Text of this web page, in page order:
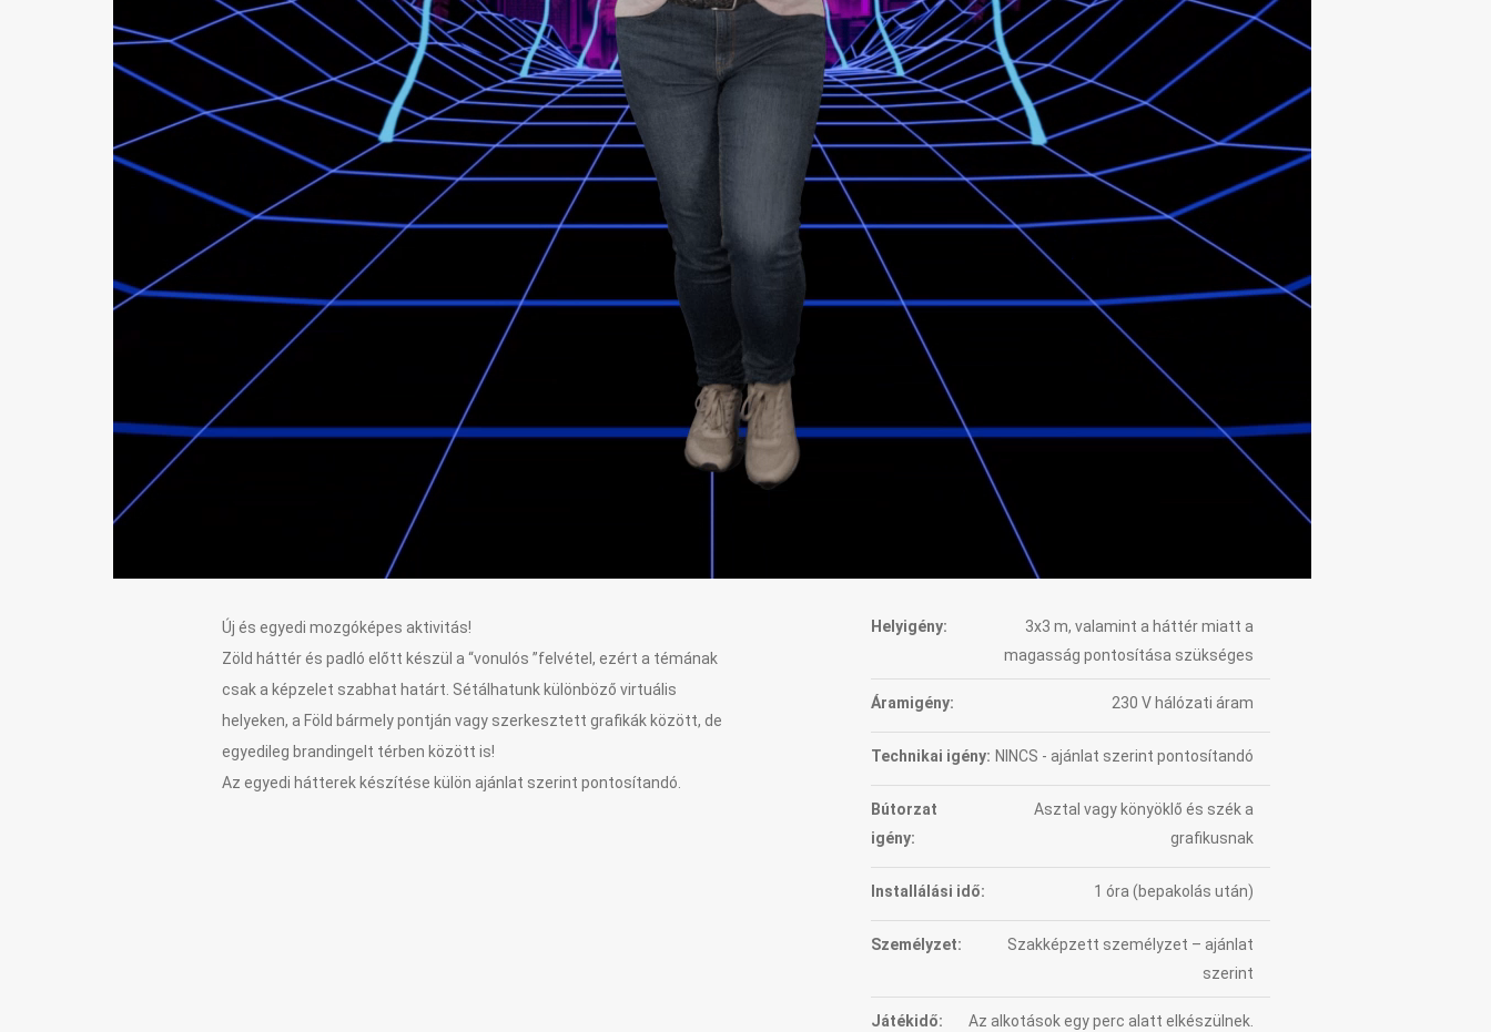
Új és egyedi mozgóképes aktivitás!
Zöld háttér és padló előtt készül a “vonulós ”felvétel, ezért a témának
csak a képzelet szabhat határt. Sétálhatunk különböző virtuális
helyeken, a Föld bármely pontján vagy szerkesztett grafikák között, de
egyedileg brandingelt térben között is!
Az egyedi hátterek készítése külön ajánlat szerint pontosítandó.
Helyigény:
3x3 m, valamint a háttér miatt a
magasság pontosítása szükséges
Áramigény: 230 V hálózati áram
Technikai igény: NINCS - ajánlat szerint pontosítandó
Bútorzat
igény:
Asztal vagy könyöklő és szék a
grafikusnak
Installálási idő: 1 óra (bepakolás után)
Személyzet:
Szakképzett személyzet – ajánlat
szerint
Játékidő:
Az alkotások egy perc alatt elkészülnek.